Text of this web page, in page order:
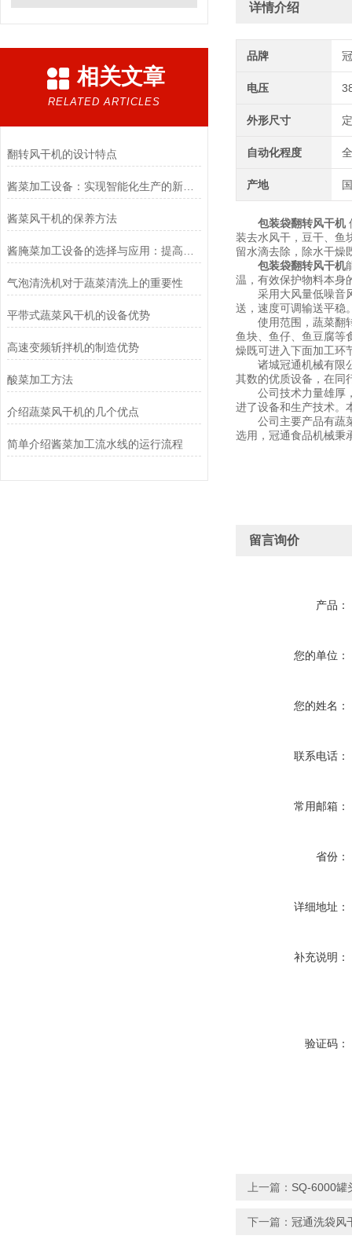
相关文章
RELATED ARTICLES
翻转风干机的设计特点
酱菜加工设备：实现智能化生产的新趋势
酱菜风干机的保养方法
气泡清洗机对于蔬菜清洗上的重要性
平带式蔬菜风干机的设备优势
高速变频斩拌机的制造优势
酸菜加工方法
介绍蔬菜风干机的几个优点
简单介绍酱菜加工流水线的运行流程
详情介绍
品牌
电压
外形尺寸
自动化程度
产地
包装袋翻转风干机
装去水风干，豆干、鱼
留水滴去除，除水干燥
包装袋翻转风干机
温，有效保护物料本身
采用大风量低噪音风
送，速度可调输送平稳
使用范围，蔬菜翻转
鱼块、鱼仔、鱼豆腐等
燥既可进入下面加工环
诸城冠通机械有限公
其数的优质设备，在同
公司技术力量雄厚，
进了设备和生产技术。
公司主要产品有蔬菜
选用，冠通食品机械秉
留言询价
产品：
您的单位：
您的姓名：
联系电话：
常用邮箱：
省份：
详细地址：
补充说明：
验证码：
上一篇： SQ-6000罐
下一篇： 冠通洗袋风